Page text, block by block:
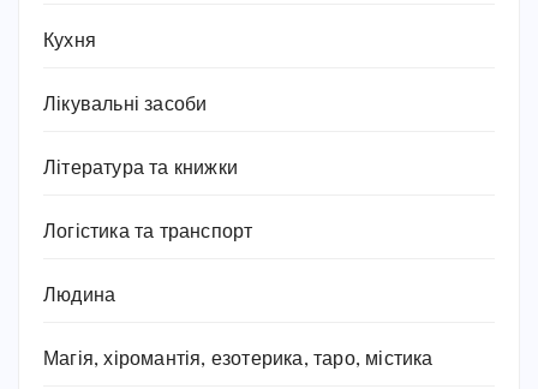
Кухня
Лікувальні засоби
Література та книжки
Логістика та транспорт
Людина
Магія, хіромантія, езотерика, таро, містика